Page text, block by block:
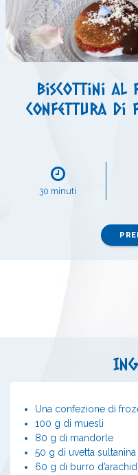
Biscottini al
confettura di
30 minuti
Una confezione di
100 g di muesli
80 g di mandorle
50 g di uvetta sultanina
60 g di burro d’arachidi